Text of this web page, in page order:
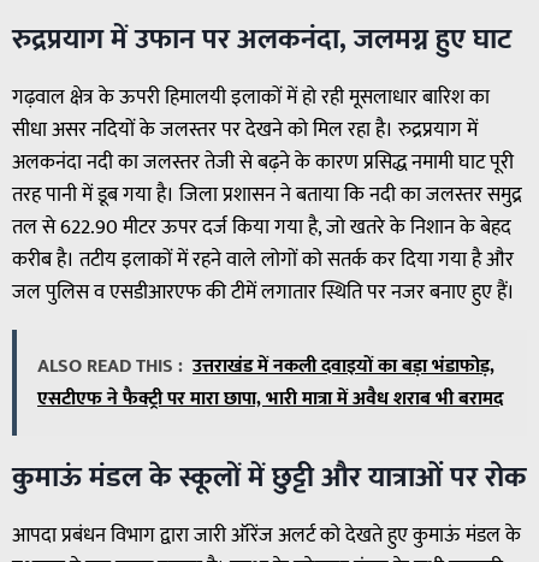
रुद्रप्रयाग में उफान पर अलकनंदा, जलमग्न हुए घाट
गढ़वाल क्षेत्र के ऊपरी हिमालयी इलाकों में हो रही मूसलाधार बारिश का
सीधा असर नदियों के जलस्तर पर देखने को मिल रहा है। रुद्रप्रयाग में
अलकनंदा नदी का जलस्तर तेजी से बढ़ने के कारण प्रसिद्ध नमामी घाट पूरी
तरह पानी में डूब गया है। जिला प्रशासन ने बताया कि नदी का जलस्तर समुद्र
तल से 622.90 मीटर ऊपर दर्ज किया गया है, जो खतरे के निशान के बेहद
करीब है। तटीय इलाकों में रहने वाले लोगों को सतर्क कर दिया गया है और
जल पुलिस व एसडीआरएफ की टीमें लगातार स्थिति पर नजर बनाए हुए हैं।
ALSO READ THIS : उत्तराखंड में नकली दवाइयों का बड़ा भंडाफोड़,
एसटीएफ ने फैक्ट्री पर मारा छापा, भारी मात्रा में अवैध शराब भी बरामद
कुमाऊं मंडल के स्कूलों में छुट्टी और यात्राओं पर रोक
आपदा प्रबंधन विभाग द्वारा जारी ऑरेंज अलर्ट को देखते हुए कुमाऊं मंडल के